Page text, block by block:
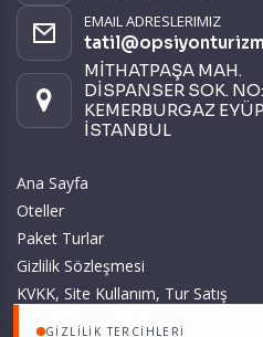
GIZLILIK TERCIHLERI
EMAIL ADRESLERIMIZ
MİTHATPAŞA MAH.
DİSPANSER SOK.
KEMERBURGAZ
İSTANBUL
Ana Sayfa
Oteller
Paket Turlar
Gizlilik Sözleşmesi
KVKK, Site Kullanım, Tur Satış
ve Üyelik Sözleşmesi